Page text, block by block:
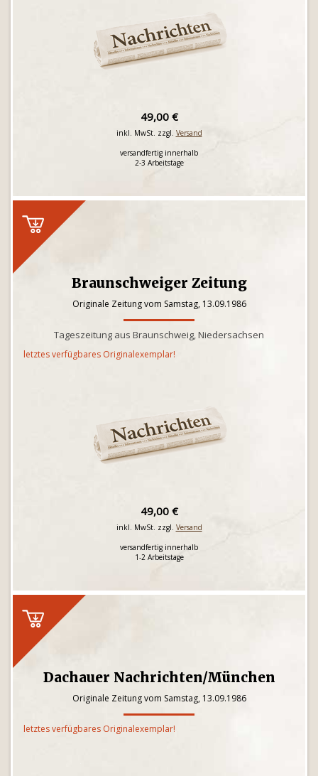
49,00 €
inkl. MwSt. zzgl. Versand
versandfertig innerhalb
2-3 Arbeitstage
Braunschweiger Zeitung
Originale Zeitung vom Samstag, 13.09.1986
Tageszeitung aus Braunschweig, Niedersachsen
letztes verfügbares Originalexemplar!
49,00 €
inkl. MwSt. zzgl. Versand
versandfertig innerhalb
1-2 Arbeitstage
Dachauer Nachrichten/München
Originale Zeitung vom Samstag, 13.09.1986
letztes verfügbares Originalexemplar!